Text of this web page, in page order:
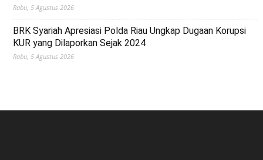
Rabu, 5 Agustus 2026
BRK Syariah Apresiasi Polda Riau Ungkap Dugaan Korupsi
KUR yang Dilaporkan Sejak 2024
Rabu, 5 Agustus 2026